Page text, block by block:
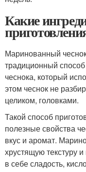
Какие
Маринованный
традиционный
чеснока, который
этом чеснок не
целиком, головками.
Такой способ
полезные свойства
вкус и аромат.
хрустящую текстуру
в себе сладость,